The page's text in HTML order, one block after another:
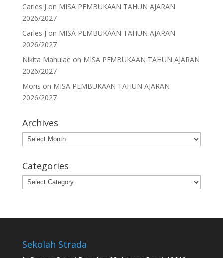
Carles J on MISA PEMBUKAAN TAHUN AJARAN
2026/2027
Carles J on MISA PEMBUKAAN TAHUN AJARAN
2026/2027
Nikita Mahulae on MISA PEMBUKAAN TAHUN AJARAN
2026/2027
Moris on MISA PEMBUKAAN TAHUN AJARAN
2026/2027
Archives
Archives
Categories
Categories
Sekolah Strada